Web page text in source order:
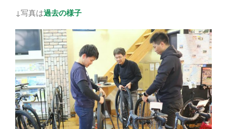
↓写真は過去の様子